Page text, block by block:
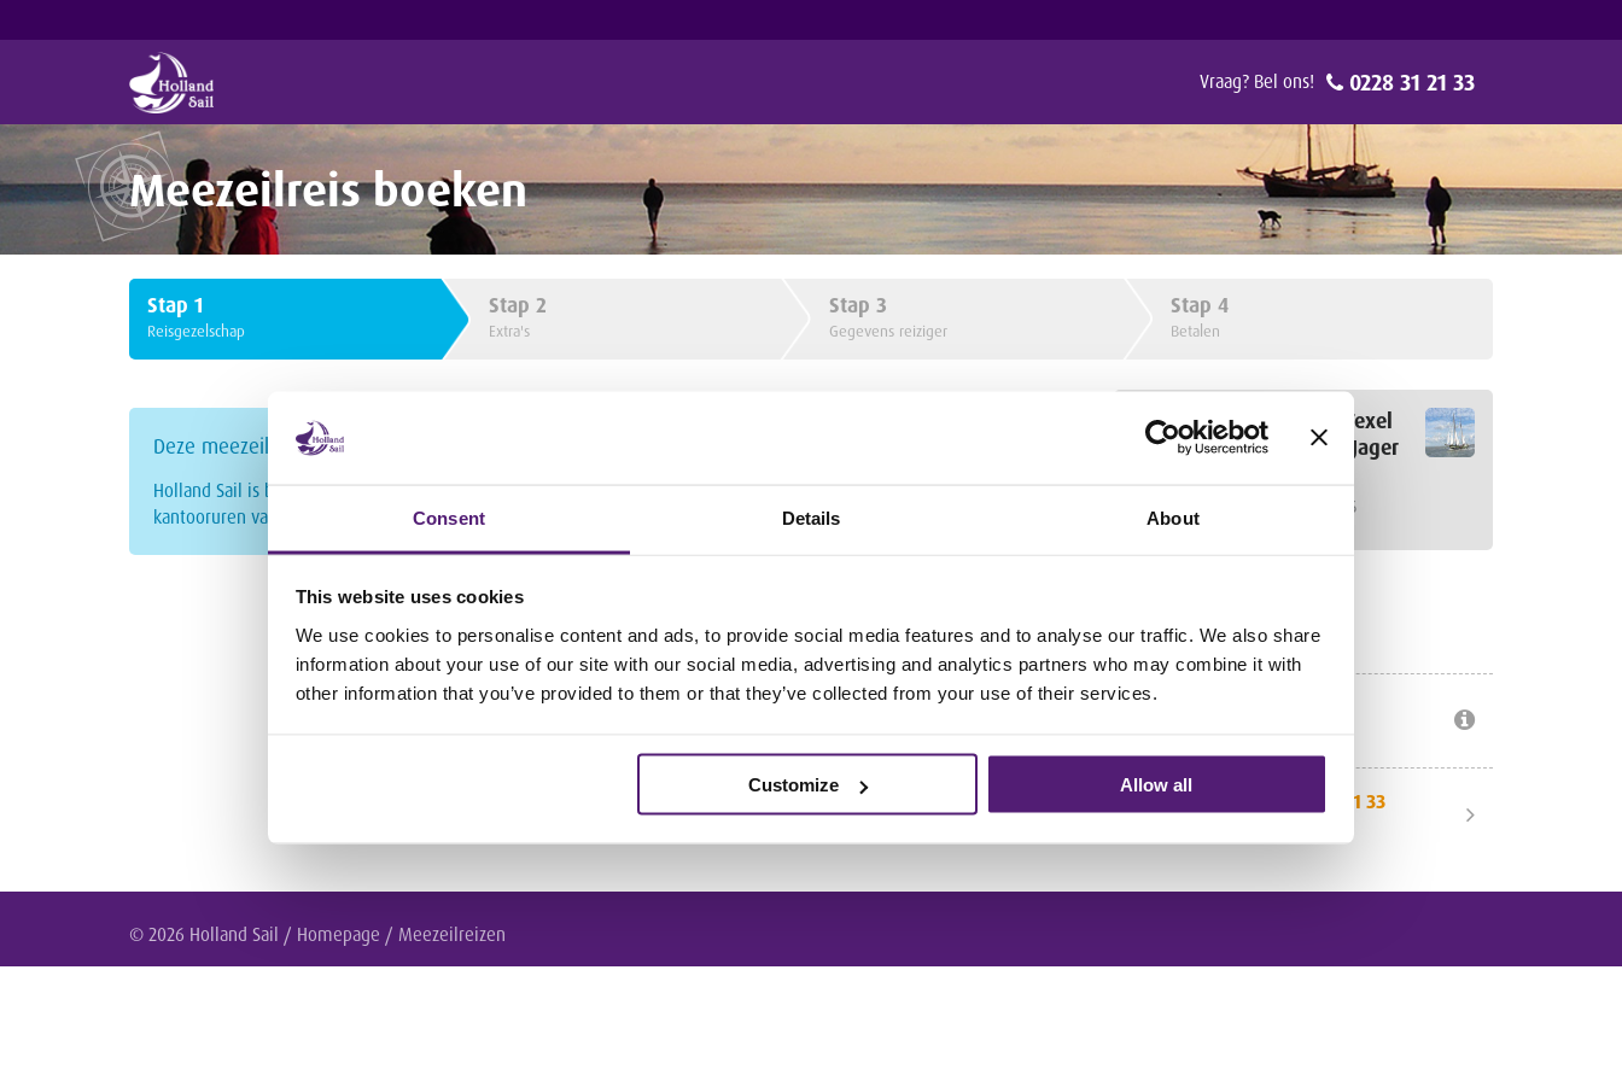
Consent Details About
This website uses cookies
We use cookies to personalise content and ads, to provide social media features and to analyse our traffic. We also share
information about your use of our site with our social media, advertising and analytics partners who may combine it with
other information that you’ve provided to them or that they’ve collected from your use of their services.
Customize Allow all
Vraag? Bel ons! 0228 31 21 33
Meezeilreis boeken
Stap 1
Reisgezelschap
Stap 2
Extra's
Stap 3
Gegevens reiziger
Stap 4
Betalen
Deze meezeilreis is volgeboekt
Holland Sail is bereikbaar op telefoonnummer
kantooruren van maandag tot vrijdag van 8.30 – 17.00 uur).
Wadden Vogel Festival Texel
met het zeilschip Grote Jager
6 t/m 11 mei 2026
Voor kinderen < 12 jaar
Vragen? Bel 0228 31 21 33
© 2026 Holland Sail / Homepage / Meezeilreizen